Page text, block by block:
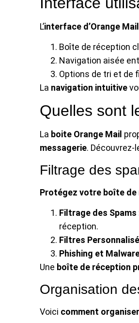
L’interface d’Orange Mail
Boîte de réception
Navigation aisée
Options de tri et de
La navigation intuitive
Quelles sont
La boite Orange Mail
messagerie. Découvrez-
Filtrage des
Protégez votre boîte de
Filtrage des Spams
réception.
Filtres
Phishing et
Une boîte de réception
Organisation
Voici comment